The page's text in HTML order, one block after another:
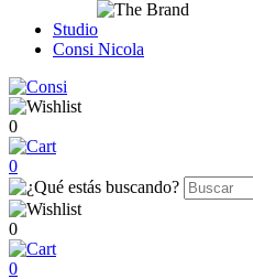
Studio
Consi Nicola
0
0
0
0